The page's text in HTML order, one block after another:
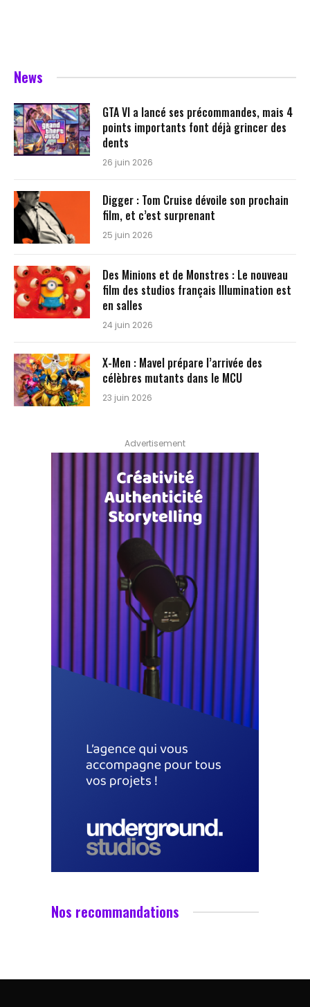
News
GTA VI a lancé ses précommandes, mais 4
points importants font déjà grincer des
dents
26 juin 2026
Digger : Tom Cruise dévoile son prochain
film, et c’est surprenant
25 juin 2026
Des Minions et de Monstres : Le nouveau
film des studios français Illumination est
en salles
24 juin 2026
X-Men : Mavel prépare l’arrivée des
célèbres mutants dans le MCU
23 juin 2026
Advertisement
Nos recommandations